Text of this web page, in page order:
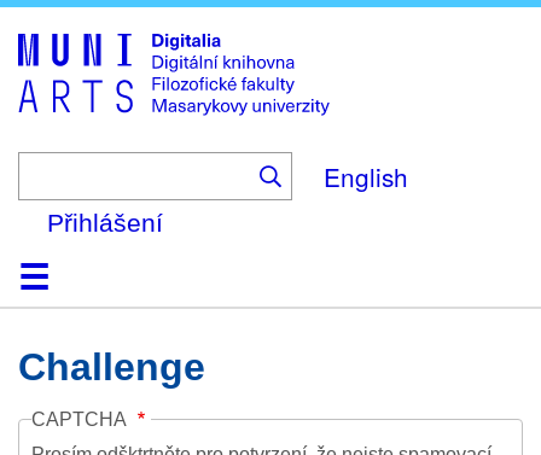
to
main
content
English
Přihlášení
DomůKolekce
Prohlížení
Vyhledávání
O platformě
Nápověda
KontaktDigitalia
Challenge
CAPTCHA